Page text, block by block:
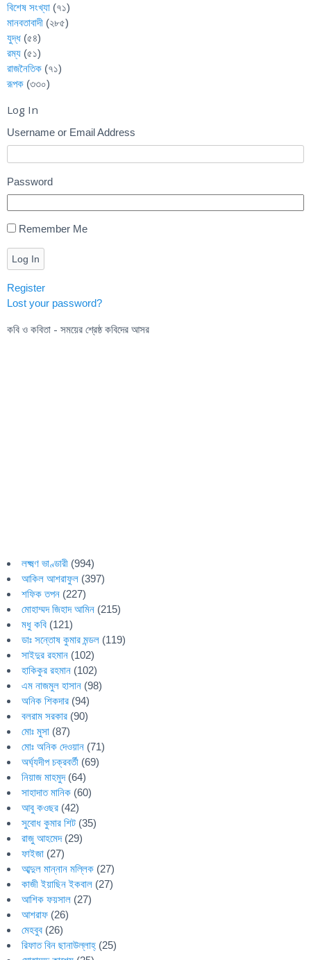
বিশেষ সংখ্যা (৭১)
মানবতাবাদী (২৮৫)
যুদ্ধ (৫৪)
রম্য (৫১)
রাজনৈতিক (৭১)
রূপক (৩৩০)
Log In
Username or Email Address
Password
Remember Me
Log In
Register
Lost your password?
কবি ও কবিতা - সময়ের শ্রেষ্ঠ কবিদের আসর
লক্ষ্মণ ভাণ্ডারী (994)
আকিল আশরাফুল (397)
শফিক তপন (227)
মোহাম্মদ জিহাদ আমিন (215)
মধু কবি (121)
ডাঃ সন্তোষ কুমার মন্ডল (119)
সাইদুর রহমান (102)
হাকিকুর রহমান (102)
এম নাজমুল হাসান (98)
অনিক শিকদার (94)
বলরাম সরকার (90)
মোঃ মুসা (87)
মোঃ অনিক দেওয়ান (71)
অর্ঘ্যদীপ চক্রবর্তী (69)
নিয়াজ মাহমুদ(64)
সাহাদাত মানিক (60)
আবু কওছর (42)
সুবোধ কুমার শিট (35)
রাজু আহমেদ(29)
ফাইজা (27)
আব্দুল মান্নান মল্লিক (27)
কাজী ইয়াছিন ইকবাল (27)
আশিক ফয়সাল (27)
আশরাফ (26)
মেহবুব (26)
রিফাত বিন ছানাউল্লাহ্ (25)